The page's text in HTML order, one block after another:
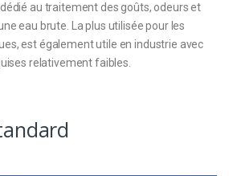
au traitement des goûts, odeurs et
eau brute. La plus utilisée pour les
est également utile en industrie avec
relativement faibles.